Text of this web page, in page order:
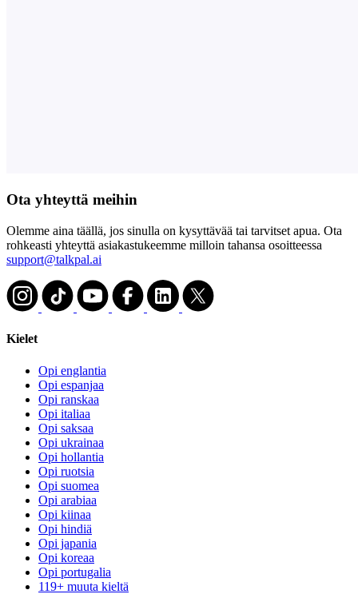
Ota yhteyttä meihin
Olemme aina täällä, jos sinulla on kysyttävää tai tarvitset apua. Ota
rohkeasti yhteyttä asiakastukeemme milloin tahansa osoitteessa
support@talkpal.ai
Kielet
Opi englantia
Opi espanjaa
Opi ranskaa
Opi italiaa
Opi saksaa
Opi ukrainaa
Opi hollantia
Opi ruotsia
Opi suomea
Opi arabiaa
Opi kiinaa
Opi hindiä
Opi japania
Opi koreaa
Opi portugalia
119+ muuta kieltä